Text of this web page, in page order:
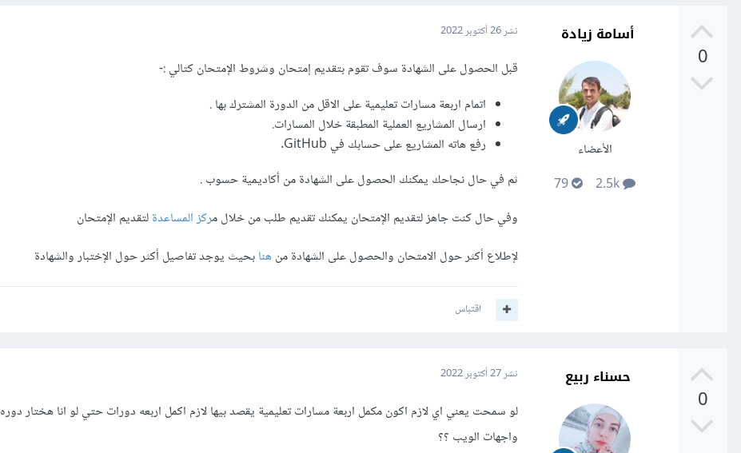
0
أسامة زيادة
الأعضاء
نشر26 أكتوبر 2022
قبل الحصول على الشهادة سوف تقوم بتقديم إمتحان وشروط الإمتحان كتالي :-
اتمام اربعة مسارات تعليمية على الاقل من الدورة المشترك بها .
ارسال المشاريع العملية المطبقة خلال المسارات.
رفع هاته المشاريع على حسابك في GitHub.
ثم في حال نجاحك يمكنك الحصول على الشهادة من أكاديمية حسوب .
وفي حال كنت جاهز لتقديم الإمتحان يمكنك تقديم طلب من خلال مركز المساعدةلتقديم الإمتحان
لإطلاع أكثر حول الامتحان والحصول على الشهادة منهنابحيث يوجد تفاصيل أكثر حول الإختبار والشهادة
اقتباس
0
حسناء ربيع نشر27 أكتوبر 2022
لو سمحت يعني اي لازم اكون مكمل اربعة مسارات تعليمية يقصد بيها لازم اكمل اربعه دورات حتي لو انا هختار دوره
واجهات الويب ؟؟